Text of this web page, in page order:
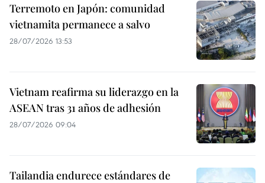
Terremoto en Japón: comunidad
vietnamita permanece a salvo
28/07/2026 13:53
Vietnam reafirma su liderazgo en la
ASEAN tras 31 años de adhesión
28/07/2026 09:04
Tailandia endurece estándares de